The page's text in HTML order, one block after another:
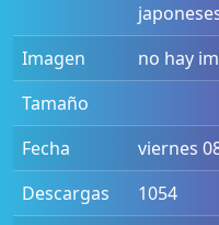
Imagen
no hay
Tamaño
Fecha
viernes
Descargas
1054